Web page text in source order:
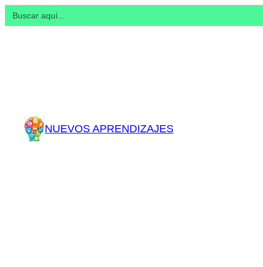
Buscar:
NUEVOS APRENDIZAJES